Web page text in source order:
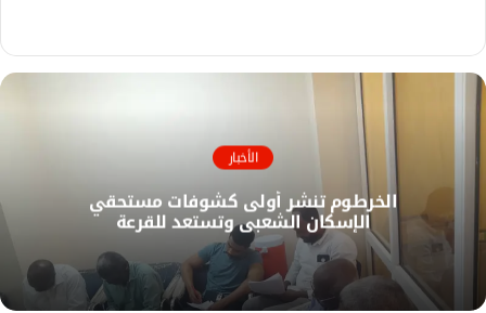
م
و
ا
ل
و
ي
ب
س
ك الأخبار
الخرطوم تنشر أولى كشوفات مستحقي
الإسكان الشعبي وتستعد للقرعة